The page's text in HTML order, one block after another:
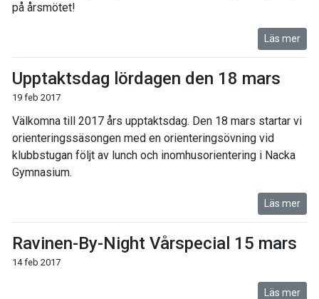
på årsmötet!
Läs mer
Upptaktsdag lördagen den 18 mars
19 feb 2017
Välkomna till 2017 års upptaktsdag. Den 18 mars startar vi
orienteringssäsongen med en orienteringsövning vid
klubbstugan följt av lunch och inomhusorientering i Nacka
Gymnasium.
Läs mer
Ravinen-By-Night Vårspecial 15 mars
14 feb 2017
Läs mer